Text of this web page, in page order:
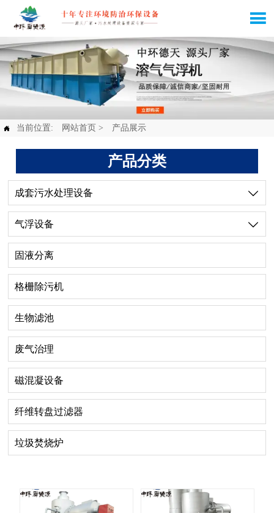

 当前位置: 网站首页 > 产品展示
产品分类
成套污水处理设备 
气浮设备 
固液分离
格栅除污机
生物滤池
废气治理
磁混凝设备
纤维转盘过滤器
垃圾焚烧炉